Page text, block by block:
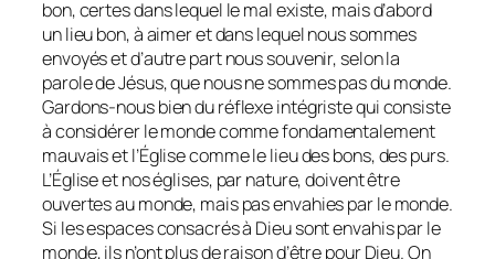
bon, certes dans lequel le mal existe, mais d’abord
un lieu bon, à aimer et dans lequel nous sommes
envoyés et d’autre part nous souvenir, selon la
parole de Jésus, que nous ne sommes pas du monde.
Gardons-nous bien du réflexe intégriste qui consiste
à considérer le monde comme fondamentalement
mauvais et l’Église comme le lieu des bons, des purs.
L’Église et nos églises, par nature, doivent être
ouvertes au monde, mais pas envahies par le monde.
Si les espaces consacrés à Dieu sont envahis par le
monde, ils n’ont plus de raison d’être pour Dieu. On